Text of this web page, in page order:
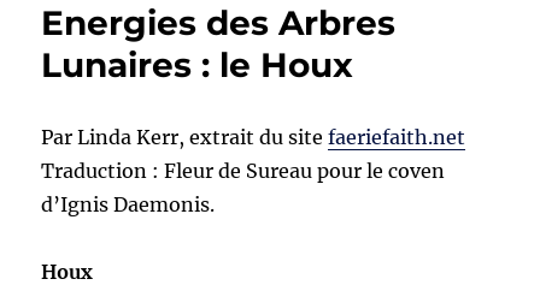
Energies des Arbres
Lunaires : le Houx
Par Linda Kerr, extrait du sitefaeriefaith.net
Traduction : Fleur de Sureau pour le coven
d’Ignis Daemonis.
Houx